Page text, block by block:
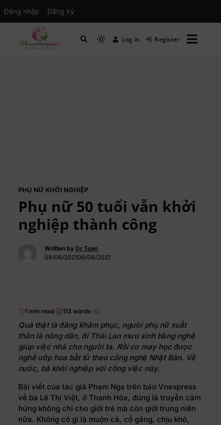
Mạng xã hội Kinh tế – Giáo dục – Hướng
Log in Register
PHỤ NỮ KHỞI NGHIỆP
Phụ nữ 50 tuổi vẫn khởi
nghiệp thành công
Written by Dr Toan
08/06/202108/06/2021
1 min read 113 words
Quả thật là đáng khâm phục, người phụ nữ xuất
thân là nông dân, đi Thái Lan mưu sinh bằng nghề
giúp việc nhà cho người ta. Rồi cơ may học được
nghề ướp hoa bất tử theo công nghệ Nhật Bản. Về
nước, bà khởi nghiệp với công việc này.
Bài viết của tác giả Phạm Nga trên báo Vnexpress
về bà Lê Thị Việt, ở Thanh Hóa, đúng là truyền cảm
hứng không chỉ cho giới trẻ mà còn giới trung niên
nữa. Không có gì là muộn cả, cố gắng, chịu khó,
Đăng nhập Đăng ký